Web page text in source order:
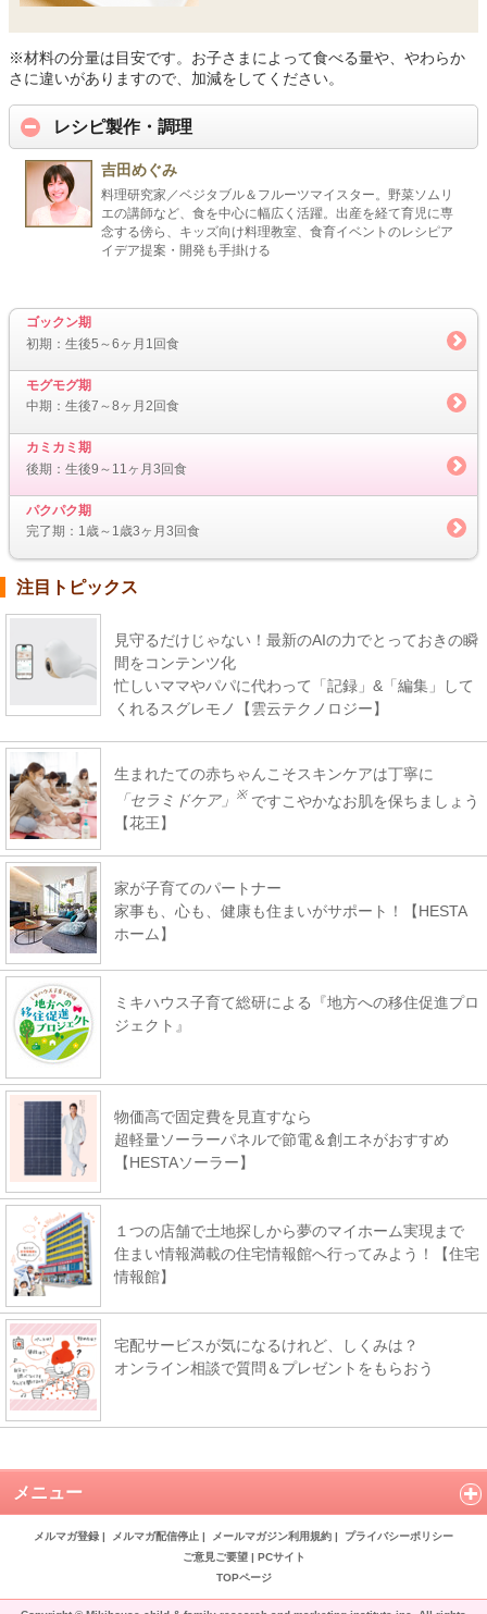
※材料の分量は目安です。お子さまによって食べる量や、やわらか
さに違いがありますので、加減をしてください。
レシピ製作・調理
吉田めぐみ
料理研究家／ベジタブル＆フルーツマイスター。野菜ソムリ
エの講師など、食を中心に幅広く活躍。出産を経て育児に専
念する傍ら、キッズ向け料理教室、食育イベントのレシピア
イデア提案・開発も手掛ける
ゴックン期
初期：生後5～6ヶ月1回食
モグモグ期
中期：生後7～8ヶ月2回食
カミカミ期
後期：生後9～11ヶ月3回食
パクパク期
完了期：1歳～1歳3ヶ月3回食
注目トピックス
見守るだけじゃない！最新のAIの力でとっておきの瞬
間をコンテンツ化
忙しいママやパパに代わって「記録」&「編集」して
くれるスグレモノ【雲云テクノロジー】
生まれたての赤ちゃんこそスキンケアは丁寧に
「セラミドケア」
※ ですこやかなお肌を保ちましょう
【花王】
家が子育てのパートナー
家事も、心も、健康も住まいがサポート！【HESTA
ホーム】
ミキハウス子育て総研による『地方への移住促進プロ
ジェクト』
物価高で固定費を見直すなら
超軽量ソーラーパネルで節電＆創エネがおすすめ
【HESTAソーラー】
１つの店舗で土地探しから夢のマイホーム実現まで
住まい情報満載の住宅情報館へ行ってみよう！【住宅
情報館】
宅配サービスが気になるけれど、しくみは？
オンライン相談で質問＆プレゼントをもらおう
メニュー
メルマガ登録 | メルマガ配信停止 | メールマガジン利用規約 | プライバシーポリシー
ご意見ご要望| PCサイト
TOPページ